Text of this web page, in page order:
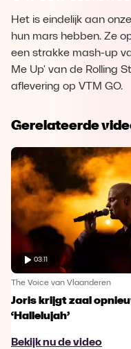
Het is eindelijk aan
hun mars hebben. Ze
een strakke mash-up
Me Up' van de Rolling
aflevering op VTM GO.
Gerelateerde
03:11
The Voice van Vlaanderen
Joris krijgt zaal
‘Hallelujah’
Bekijk nu de video